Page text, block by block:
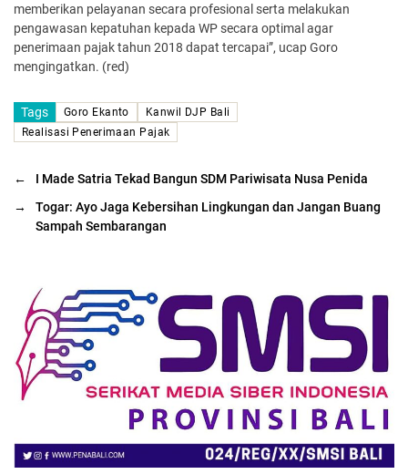
memberikan pelayanan secara profesional serta melakukan
pengawasan kepatuhan kepada WP secara optimal agar
penerimaan pajak tahun 2018 dapat tercapai”, ucap Goro
mengingatkan. (red)
Tags Goro Ekanto
Kanwil DJP Bali
Realisasi Penerimaan Pajak
←
I Made Satria Tekad Bangun SDM Pariwisata Nusa Penida
→
Togar: Ayo Jaga Kebersihan Lingkungan dan Jangan Buang
Sampah Sembarangan